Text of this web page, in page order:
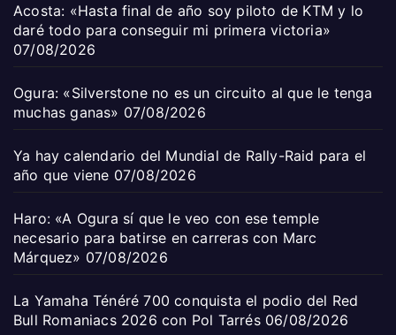
Acosta: «Hasta final de año soy piloto de KTM y lo
daré todo para conseguir mi primera victoria»
07/08/2026
Ogura: «Silverstone no es un circuito al que le tenga
muchas ganas» 07/08/2026
Ya hay calendario del Mundial de Rally-Raid para el
año que viene 07/08/2026
Haro: «A Ogura sí que le veo con ese temple
necesario para batirse en carreras con Marc
Márquez» 07/08/2026
La Yamaha Ténéré 700 conquista el podio del Red
Bull Romaniacs 2026 con Pol Tarrés 06/08/2026